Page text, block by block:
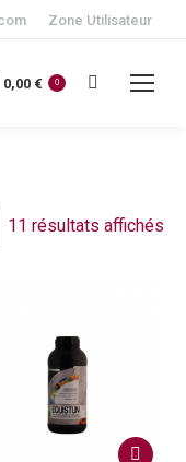
Zone Utilisateur
0,00 € 0
Recherche
11 résultats affichés